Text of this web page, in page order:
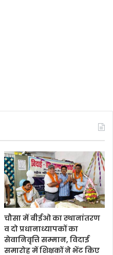
चौसा में बीईओ का स्थानांतरण
व दो प्रधानाध्यापकों का
सेवानिवृत्ति सम्मान, विदाई
समारोह में शिक्षकों ने भेंट किए